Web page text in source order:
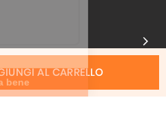
AL CARRELLO